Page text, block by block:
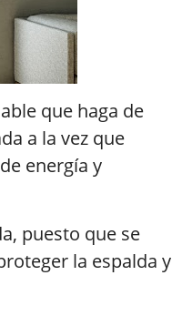
que haga de
a la vez que
energía y
puesto que se
la espalda y